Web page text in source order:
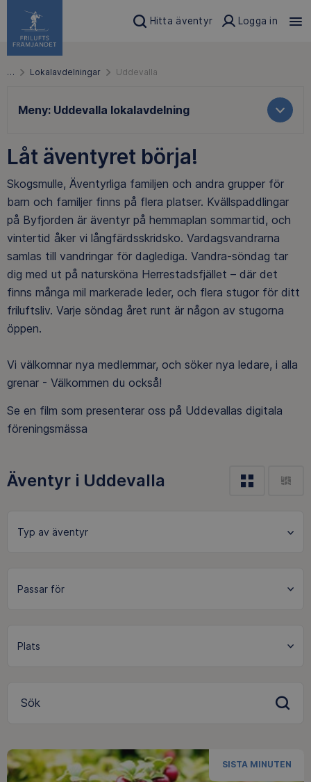
Hitta äventyr Logga in
… Lokalavdelningar Uddevalla
Meny: Uddevalla lokalavdelning
Låt äventyret börja!
Skogsmulle, Äventyrliga familjen och andra grupper för
barn och familjer finns på flera platser. Kvällspaddlingar
på Byfjorden är äventyr på hemmaplan sommartid, och
vintertid åker vi långfärdsskridsko. Vardagsvandrarna
samlas till vandringar för daglediga. Vandra-söndag tar
dig med ut på natursköna Herrestadsfjället – där det
finns många mil markerade leder, och flera stugor för ditt
friluftsliv. Varje söndag året runt är någon av stugorna
öppen.
Vi välkomnar nya medlemmar, och söker nya ledare, i alla
grenar - Välkommen du också!
Se en film som presenterar oss på Uddevallas digitala
föreningsmässa
Äventyr i Uddevalla
Sök
SISTA MINUTEN